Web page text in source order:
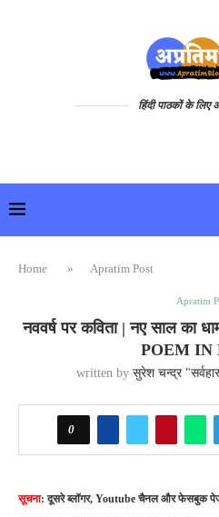
हिंदी पाठकों के लिए
Home » Apratim Post
Apratim
नववर्ष पर कविता | नए साल का
POEM IN
written by सुरेश चन्द्र
0
सूचना: दूसरे ब्लॉगर, Youtube चैनल और फेसबुक पेज